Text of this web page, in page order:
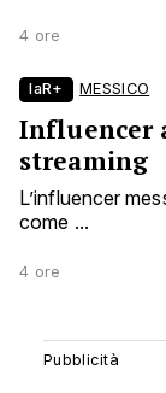
4 ore
laR+ MESSICO
Influencer
streaming
L’influencer
come ...
4 ore